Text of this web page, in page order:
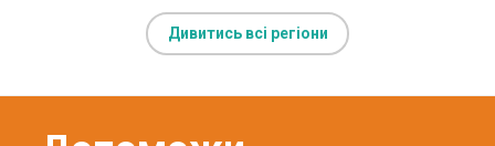
Дивитись всі регіони